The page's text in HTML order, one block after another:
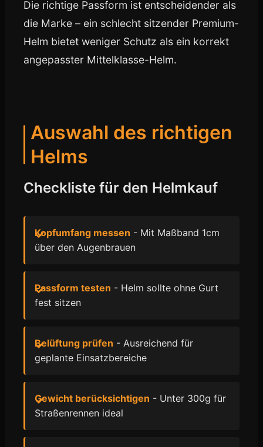
Die richtige Passform ist entscheidender als
die Marke – ein schlecht sitzender Premium-
Helm bietet weniger Schutz als ein korrekt
angepasster Mittelklasse-Helm.
Auswahl des richtigen
Helms
Checkliste für den Helmkauf
Kopfumfang messen - Mit Maßband 1cm
über den Augenbrauen
Passform testen - Helm sollte ohne Gurt
fest sitzen
Belüftung prüfen - Ausreichend für
geplante Einsatzbereiche
Gewicht berücksichtigen - Unter 300g für
Straßenrennen ideal